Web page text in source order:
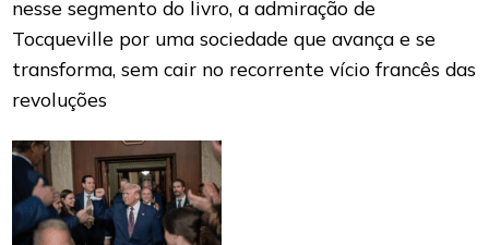
nesse segmento do livro, a admiração de
Tocqueville por uma sociedade que avança e se
transforma, sem cair no recorrente vício francês das
revoluções